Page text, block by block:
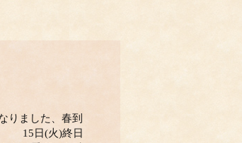
りました、春到
日(火)終日